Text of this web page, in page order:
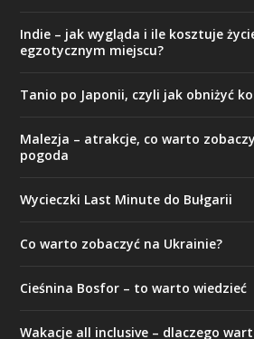
Indie – jak wygląda i ile kosztuje
egzotycznym miejscu?
Tanio po Japonii, czyli jak obniżyć
Malezja – atrakcje, co warto
pogoda
Wycieczki Last Minute do Bułgarii
Co warto zobaczyć na Ukrainie?
Cieśnina Bosfor – to warto wiedzieć
Wakacje all inclusive – dlaczego